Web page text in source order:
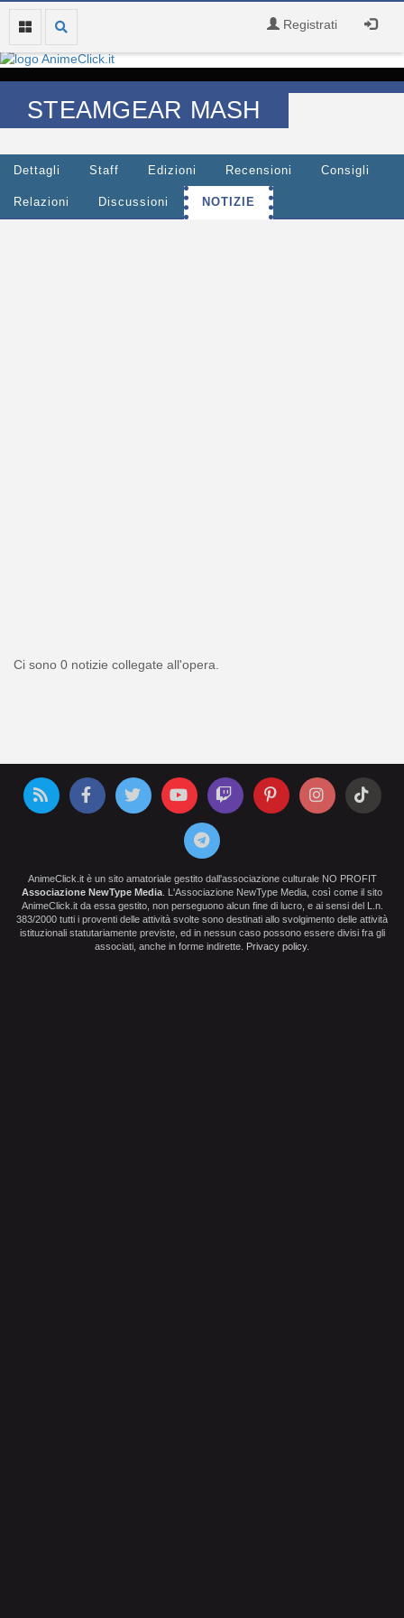
Registrati
STEAMGEAR MASH
Dettagli Staff Edizioni Recensioni Consigli
Relazioni Discussioni NOTIZIE
Ci sono 0 notizie collegate all'opera.
AnimeClick.it è un sito amatoriale gestito dall'associazione culturale NO PROFIT
Associazione NewType Media . L'Associazione NewType Media, così come il sito
AnimeClick.it da essa gestito, non perseguono alcun fine di lucro, e ai sensi del L.n.
383/2000 tutti i proventi delle attività svolte sono destinati allo svolgimento delle attività
istituzionali statutariamente previste, ed in nessun caso possono essere divisi fra gli
associati, anche in forme indirette. Privacy policy.